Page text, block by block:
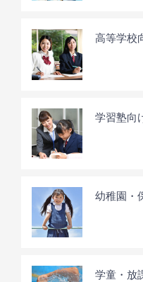
高等学校
学習塾向
幼稚園・
学童・放